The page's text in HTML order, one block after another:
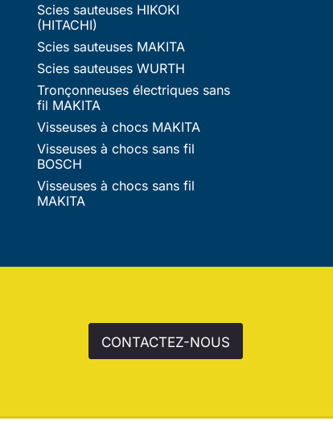
Scies sauteuses HIKOKI
(HITACHI)
Scies sauteuses MAKITA
Scies sauteuses WURTH
Tronçonneuses électriques sans
fil MAKITA
Visseuses à chocs MAKITA
Visseuses à chocs sans fil
BOSCH
Visseuses à chocs sans fil
MAKITA
CONTACTEZ-NOUS